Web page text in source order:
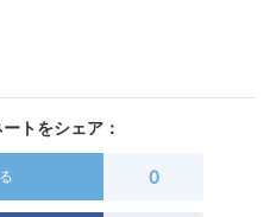
トをシェア：
0